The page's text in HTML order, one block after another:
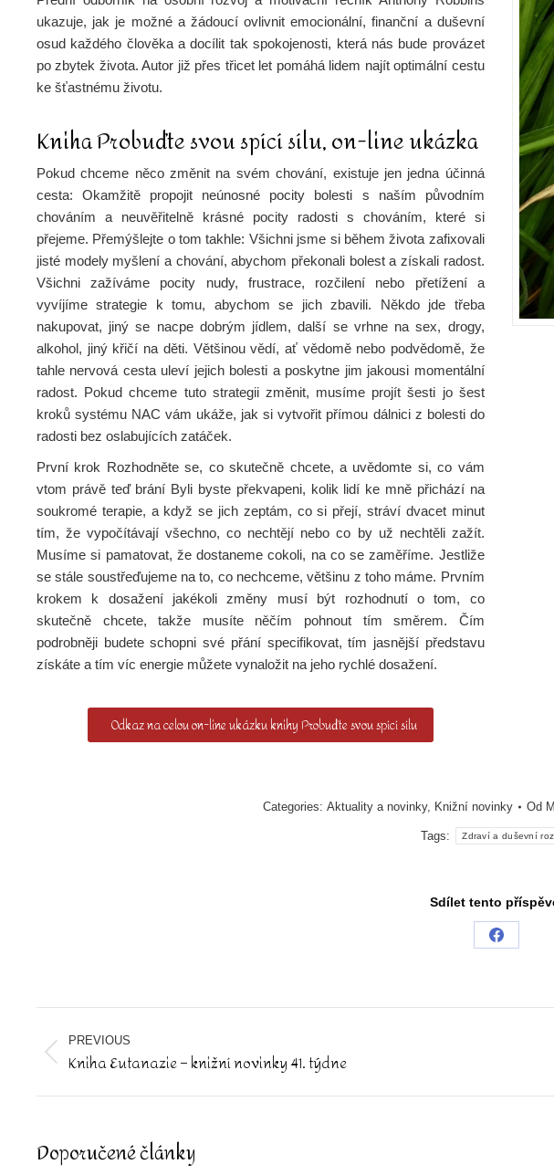
ukazuje, jak je možné a žádoucí ovlivnit emocionální, finanční a duševní
osud každého člověka a docílit tak spokojenosti, která nás bude provázet
po zbytek života. Autor již přes třicet let pomáhá lidem najít optimální cestu
ke šťastnému životu.
Kniha Probuďte svou spící sílu, on-line ukázka
Pokud chceme něco změnit na svém chování, existuje jen jedna účinná
cesta: Okamžitě propojit neúnosné pocity bolesti s naším původním
chováním a neuvěřitelně krásné pocity radosti s chováním, které si
přejeme. Přemýšlejte o tom takhle: Všichni jsme si během života zafixovali
jisté modely myšlení a chování, abychom překonali bolest a získali radost.
Všichni zažíváme pocity nudy, frustrace, rozčilení nebo přetížení a
vyvíjíme strategie k tomu, abychom se jich zbavili. Někdo jde třeba
nakupovat, jiný se nacpe dobrým jídlem, další se vrhne na sex, drogy,
alkohol, jiný křičí na děti. Většinou vědí, ať vědomě nebo podvědomě, že
tahle nervová cesta uleví jejich bolesti a poskytne jim jakousi momentální
radost. Pokud chceme tuto strategii změnit, musíme projít šesti jo šest
kroků systému NAC vám ukáže, jak si vytvořit přímou dálnici z bolesti do
radosti bez oslabujících zatáček.
První krok Rozhodněte se, co skutečně chcete, a uvědomte si, co vám
vtom právě teď brání Byli byste překvapeni, kolik lidí ke mně přichází na
soukromé terapie, a když se jich zeptám, co si přejí, stráví dvacet minut
tím, že vypočítávají všechno, co nechtějí nebo co by už nechtěli zažít.
Musíme si pamatovat, že dostaneme cokoli, na co se zaměříme. Jestliže
se stále soustřeďujeme na to, co nechceme, většinu z toho máme. Prvním
krokem k dosažení jakékoli změny musí být rozhodnutí o tom, co
skutečně chcete, takže musíte něčím pohnout tím směrem. Čím
podrobněji budete schopni své přání specifikovat, tím jasnější představu
získáte a tím víc energie můžete vynaložit na jeho rychlé dosažení.
Odkaz na celou on-line ukázku knihy Probuďte svou spící sílu
Categories:Aktuality a novinky, Knižní novinky Od
Tags: Zdraví a duševní
Sdílet tento
Share
Post
navigation
PREVIOUS
Previous
Kniha Eutanazie – knižní novinky 41. týdne
Doporučené články